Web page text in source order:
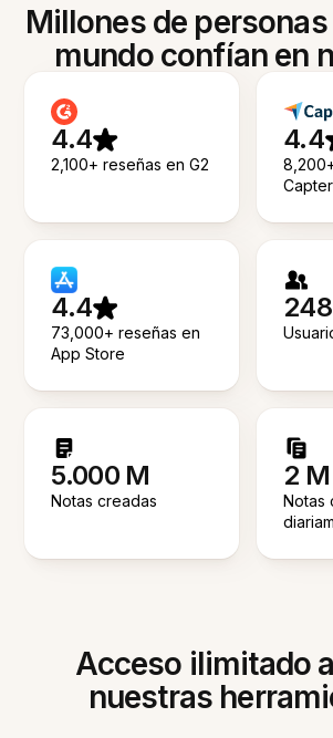
Millones de
mundo confían en
4.4
2,100+ reseñas en G2
4.4
4.4
73,000+ reseñas en
App Store
5.000 M
Notas creadas
2 M
Notas
Acceso ilimitado
nuestras